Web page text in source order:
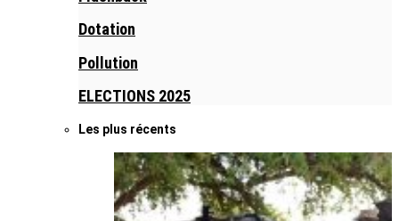
Dotation
Pollution
ELECTIONS 2025
Les plus récents